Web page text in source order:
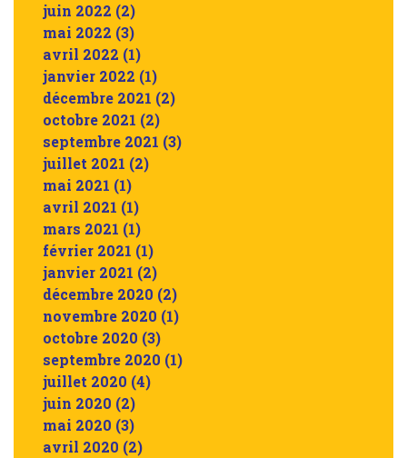
juin 2022 (2)
mai 2022 (3)
avril 2022 (1)
janvier 2022 (1)
décembre 2021 (2)
octobre 2021 (2)
septembre 2021 (3)
juillet 2021 (2)
mai 2021 (1)
avril 2021 (1)
mars 2021 (1)
février 2021 (1)
janvier 2021 (2)
décembre 2020 (2)
novembre 2020 (1)
octobre 2020 (3)
septembre 2020 (1)
juillet 2020 (4)
juin 2020 (2)
mai 2020 (3)
avril 2020 (2)